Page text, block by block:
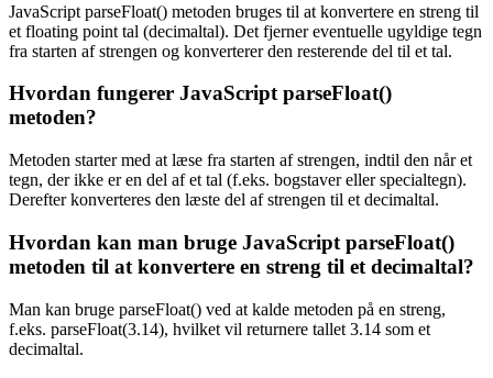
JavaScript parseFloat() metoden bruges til at konvertere en streng til
et floating point tal (decimaltal). Det fjerner eventuelle ugyldige tegn
fra starten af strengen og konverterer den resterende del til et tal.
Hvordan fungerer JavaScript parseFloat()
metoden?
Metoden starter med at læse fra starten af strengen, indtil den når et
tegn, der ikke er en del af et tal (f.eks. bogstaver eller specialtegn).
Derefter konverteres den læste del af strengen til et decimaltal.
Hvordan kan man bruge JavaScript parseFloat()
metoden til at konvertere en streng til et decimaltal?
Man kan bruge parseFloat() ved at kalde metoden på en streng,
f.eks. parseFloat(3.14), hvilket vil returnere tallet 3.14 som et
decimaltal.